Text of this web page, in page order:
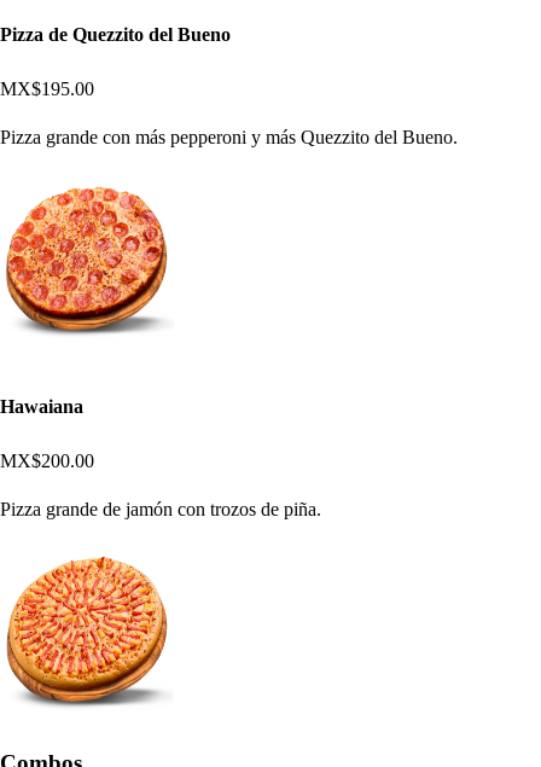
Pizza de Quezzito del Bueno
MX$195.00
Pizza grande con más pepperoni y más Quezzito del Bueno.
Hawaiana
MX$200.00
Pizza grande de jamón con trozos de piña.